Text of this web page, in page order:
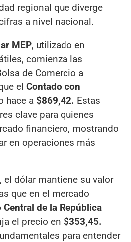
regional que diverge
a nivel nacional.
MEP, utilizado en
comienza las
de Comercio a
el Contado con
hace a $869,42. Estas
clave para quienes
financiero, mostrando
en operaciones más
el dólar mantiene su valor
que en el mercado
Central de la República
el precio en $353,45.
para entender